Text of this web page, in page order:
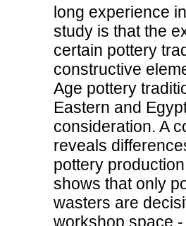
long experience
study is that the
certain pottery
constructive
Age pottery
Eastern and
consideration. A
reveals
pottery
shows that only
wasters are
workshop space